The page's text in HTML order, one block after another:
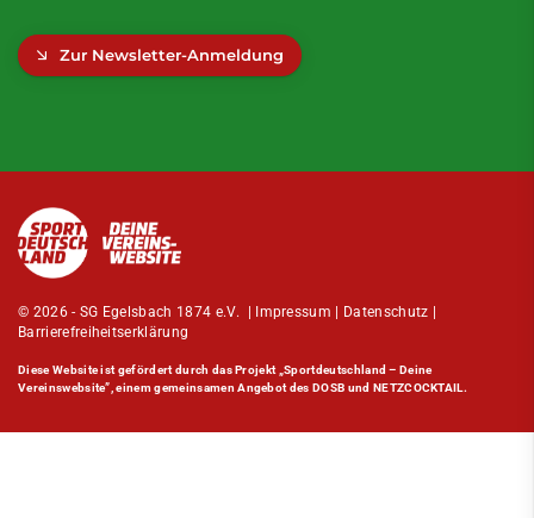
Zur Newsletter-Anmeldung
© 2026 - SG Egelsbach 1874 e.V. | Impressum | Datenschutz |
Barrierefreiheitserklärung
Diese Website ist gefördert durch das Projekt„Sportdeutschland – Deine
Vereinswebsite”, einem gemeinsamen Angebot des DOSB und NETZCOCKTAIL.